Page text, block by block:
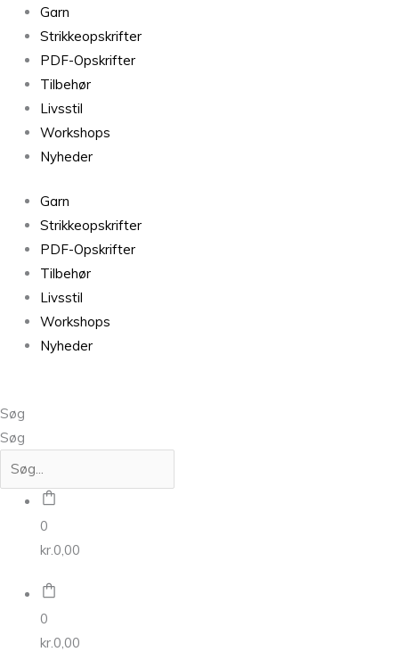
Garn
Strikkeopskrifter
PDF-Opskrifter
Tilbehør
Livsstil
Workshops
Nyheder
Garn
Strikkeopskrifter
PDF-Opskrifter
Tilbehør
Livsstil
Workshops
Nyheder
Søg
Søg
0
kr.0,00
0
kr.0,00